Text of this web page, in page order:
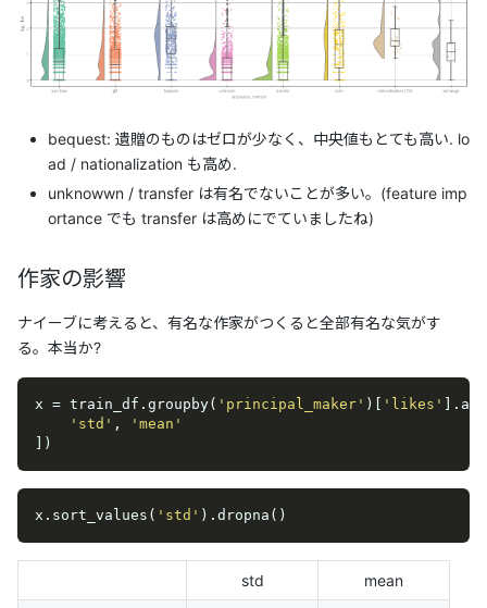
bequest: 遺贈のものはゼロが少なく、中央値もとても高い. lo
ad / nationalization も高め.
unknowwn / transfer は有名でないことが多い。(feature imp
ortance でも transfer は高めにでていましたね)
作家の影響
ナイーブに考えると、有名な作家がつくると全部有名な気がす
る。本当か?
x = train_df.groupby( 'principal_maker' )[ 'likes'
'std' ,
'mean'
])
x.sort_values( 'std' ).dropna()
std mean